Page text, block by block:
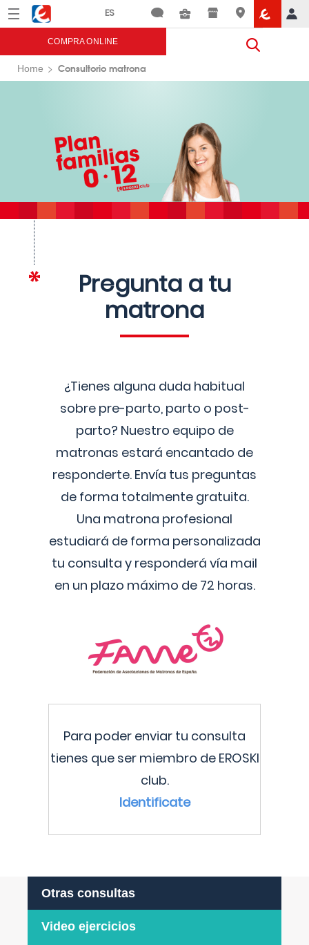
Menú Eroski
COMPRA ONLINE
Home Consultorio matrona
Pregunta a tu
matrona
¿Tienes alguna duda habitual
sobre pre-parto, parto o post-
parto? Nuestro equipo de
matronas estará encantado de
responderte. Envía tus preguntas
de forma totalmente gratuita.
Una matrona profesional
estudiará de forma personalizada
tu consulta y responderá vía mail
en un plazo máximo de 72 horas.
Para poder enviar tu consulta
tienes que ser miembro de EROSKI
club.
Identificate
Otras consultas
Video ejercicios